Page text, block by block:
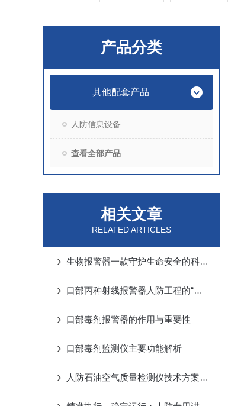
产品分类
其他配套产品
人防信息设备
查看全部产品
相关文章
RELATED ARTICLES
生物报警器一款守护生命安全的科技哨兵
口部丙种射线报警器人防工程的“核生化”哨兵
口部毒剂报警器的作用与重要性
口部毒剂监测仪主要功能解析
人防石油空气质量检测仪技术方案汇总